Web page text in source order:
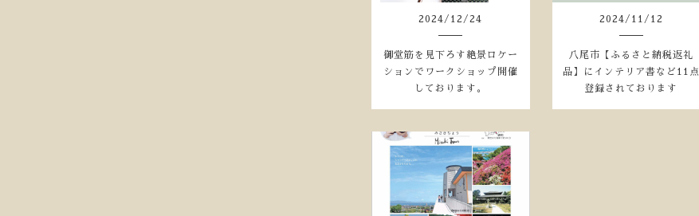
2024/ 12 /24
御堂筋を見下ろす絶景ロケー
ションでワークショップ開催
しております。
2024/ 11 / 12
八尾市【ふるさと納税返礼
品】にインテリア書など11点
登録されております